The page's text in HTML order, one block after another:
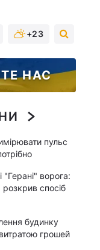
+23
НАС
пульс
"Герані" ворога:
розкрив спосіб
будинку
грошей